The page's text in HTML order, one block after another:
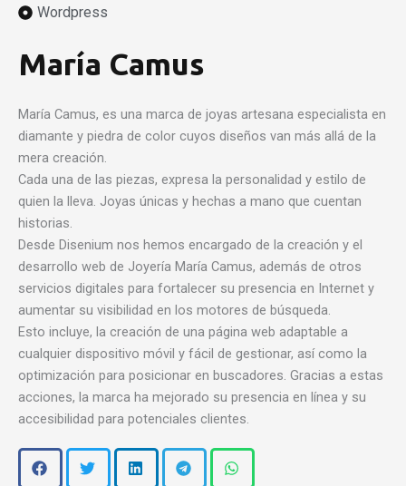
Wordpress
María Camus
María Camus, es una marca de joyas artesana especialista en
diamante y piedra de color cuyos diseños van más allá de la
mera creación.
Cada una de las piezas, expresa la personalidad y estilo de
quien la lleva. Joyas únicas y hechas a mano que cuentan
historias.
Desde Disenium nos hemos encargado de la creación y el
desarrollo web de Joyería María Camus, además de otros
servicios digitales para fortalecer su presencia en Internet y
aumentar su visibilidad en los motores de búsqueda.
Esto incluye, la creación de una página web adaptable a
cualquier dispositivo móvil y fácil de gestionar, así como la
optimización para posicionar en buscadores. Gracias a estas
acciones, la marca ha mejorado su presencia en línea y su
accesibilidad para potenciales clientes.